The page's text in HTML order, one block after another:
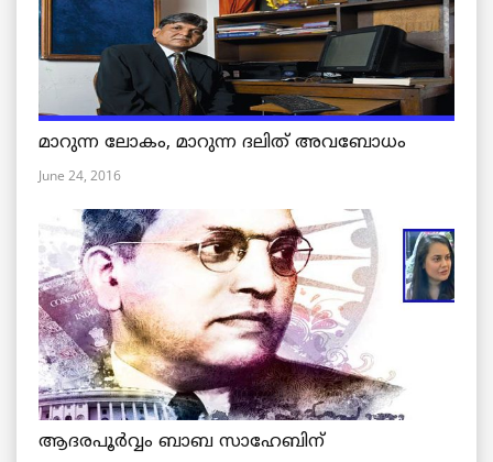
മാറുന്ന ലോകം, മാറുന്ന ദലിത് അവബോധം
June 24, 2016
ആദരപൂര്‍വ്വം ബാബ സാഹേബിന്